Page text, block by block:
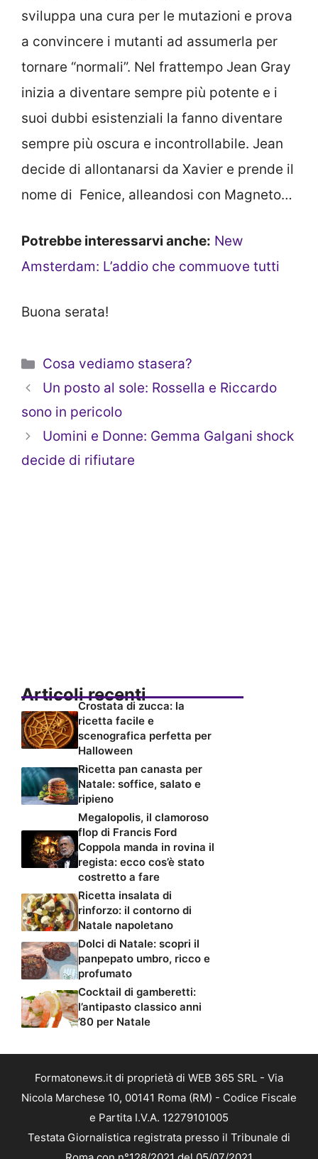
sviluppa una cura per le mutazioni e prova
a convincere i mutanti ad assumerla per
tornare “normali”. Nel frattempo Jean Gray
inizia a diventare sempre più potente e i
suoi dubbi esistenziali la fanno diventare
sempre più oscura e incontrollabile. Jean
decide di allontanarsi da Xavier e prende il
nome di Fenice, alleandosi con Magneto…
Potrebbe interessarvi anche: New
Amsterdam: L’addio che commuove tutti
Buona serata!
Categorie
Cosa vediamo stasera?
Un posto al sole: Rossella e Riccardo
sono in pericolo
Uomini e Donne: Gemma Galgani shock
decide di rifiutare
Articoli recenti
Crostata di zucca: la
ricetta facile e
scenografica perfetta per
Halloween
Ricetta pan canasta per
Natale: soffice, salato e
ripieno
Megalopolis, il clamoroso
flop di Francis Ford
Coppola manda in rovina il
regista: ecco cos’è stato
costretto a fare
Ricetta insalata di
rinforzo: il contorno di
Natale napoletano
Dolci di Natale: scopri il
panpepato umbro, ricco e
profumato
Cocktail di gamberetti:
l’antipasto classico anni
’80 per Natale
Formatonews.it di proprietà di WEB 365 SRL - Via
Nicola Marchese 10, 00141 Roma (RM) - Codice Fiscale
e Partita I.V.A. 12279101005
Testata Giornalistica registrata presso il Tribunale di